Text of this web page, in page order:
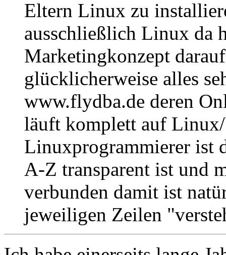
Eltern Linux zu
ausschließlich Linux da
Marketingkonzept
glücklicherweise alles
www.flydba.de deren
läuft komplett auf
Linuxprogrammierer ist
A-Z transparent ist und
verbunden damit ist
jeweiligen Zeilen